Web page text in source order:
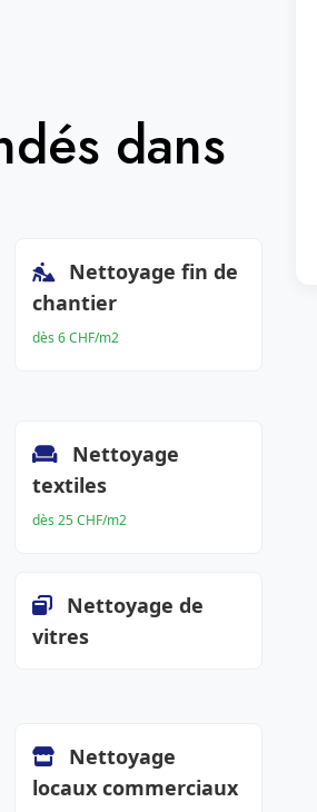
dans
Nettoyage fin de
chantier
dès 6 CHF/m2
Nettoyage
textiles
dès 25 CHF/m2
Nettoyage de
vitres
Nettoyage
locaux commerciaux